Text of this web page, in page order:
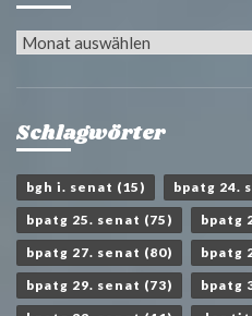
Archiv
Schlagwörter
bgh i. senat (15) bpatg 24.
bpatg 25. senat (75) bpatg
bpatg 27. senat (80) bpatg
bpatg 29. senat (73) bpatg